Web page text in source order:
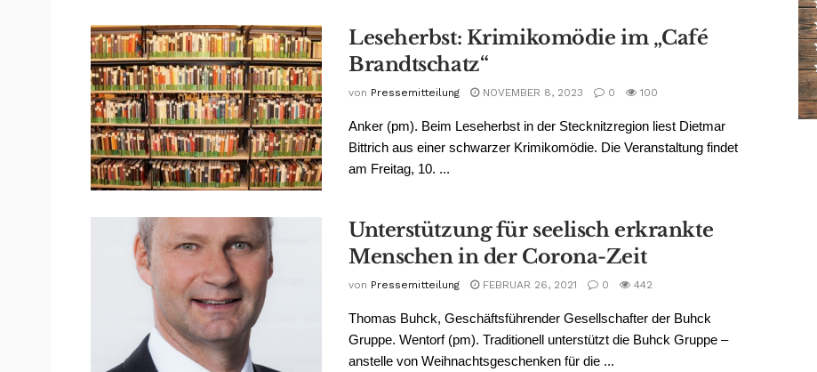
Leseherbst: Krimikomödie im „Café
Brandtschatz“
von Pressemitteilung NOVEMBER 8, 2023 0 100
Anker (pm). Beim Leseherbst in der Stecknitzregion liest Dietmar
Bittrich aus einer schwarzer Krimikomödie. Die Veranstaltung findet
am Freitag, 10. ...
Unterstützung für seelisch erkrankte
Menschen in der Corona-Zeit
von Pressemitteilung FEBRUAR 26, 2021 0 442
Thomas Buhck, Geschäftsführender Gesellschafter der Buhck
Gruppe. Wentorf (pm). Traditionell unterstützt die Buhck Gruppe –
anstelle von Weihnachtsgeschenken für die ...